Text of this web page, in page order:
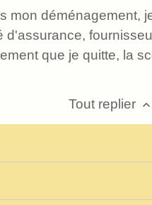
mon déménagement,
d'assurance,
que je quitte, la
Tout replier keyboard_arrow_up